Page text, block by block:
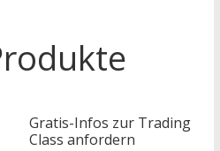
Gratis-Infos zur Trading
Class anfordern